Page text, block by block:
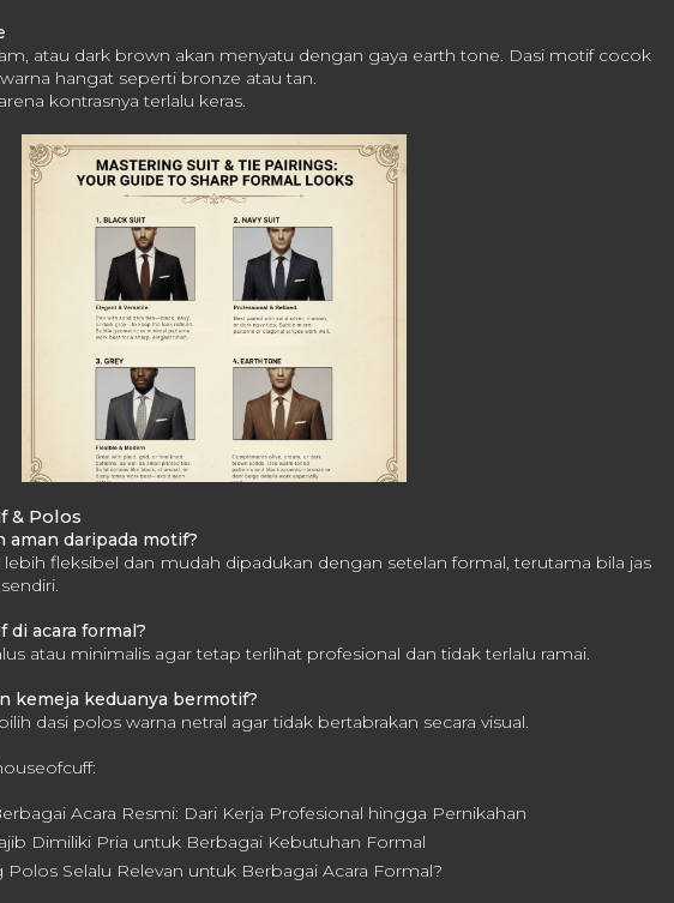
atau dark brown akan menyatu dengan gaya earth tone. Dasi motif cocok
hangat seperti bronze atau tan.
kontrasnya terlalu keras.
& Polos
aman daripada motif?
lebih fleksibel dan mudah dipadukan dengan setelan formal, terutama bila jas
di acara formal?
atau minimalis agar tetap terlihat profesional dan tidak terlalu ramai.
kemeja keduanya bermotif?
dasi polos warna netral agar tidak bertabrakan secara visual.
Acara Resmi: Dari Kerja Profesional hingga Pernikahan
Dimiliki Pria untuk Berbagai Kebutuhan Formal
Polos Selalu Relevan untuk Berbagai Acara Formal?